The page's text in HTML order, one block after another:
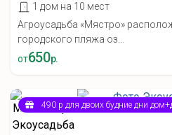
1 дом на 10 мест
Агроусадьба «Мястро»
городского пляжа оз...
от650р.
490 р для двоих будние дни